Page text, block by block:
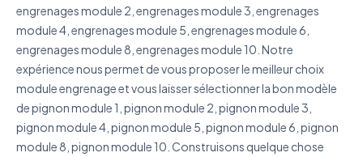
engrenages module 2, engrenages module 3, engrenages
module 4, engrenages module 5, engrenages module 6,
engrenages module 8, engrenages module 10. Notre
expérience nous permet de vous proposer le meilleur choix
module engrenage et vous laisser sélectionner la bon modèle
de pignon module 1, pignon module 2, pignon module 3,
pignon module 4, pignon module 5, pignon module 6, pignon
module 8, pignon module 10. Construisons quelque chose
Vos données sont protégées et ne seront jamais